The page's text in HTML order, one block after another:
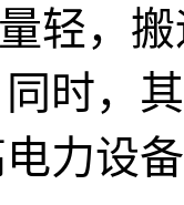
轻，
时，
力设